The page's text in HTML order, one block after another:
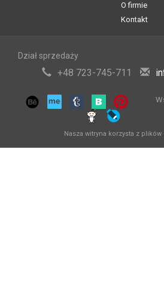
O firmie
Kontakt
Dział sprzedaży
+48 723-745-711
Nasza witryna korzysta z plików